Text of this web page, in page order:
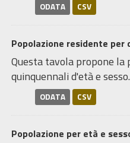
ODATA CSV
Popolazione residente
Questa tavola propone la
quinquennali d'età e
ODATA CSV
Popolazione per età e